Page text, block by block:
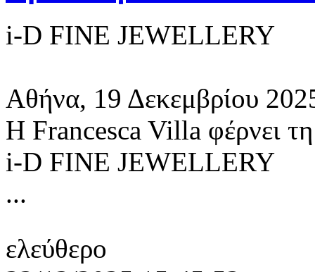
i-D FINE JEWELLERY
Αθήνα, 19 Δεκεμβρίου
Η Francesca Villa φέρνει
i-D FINE JEWELLERY
...
ελεύθερο